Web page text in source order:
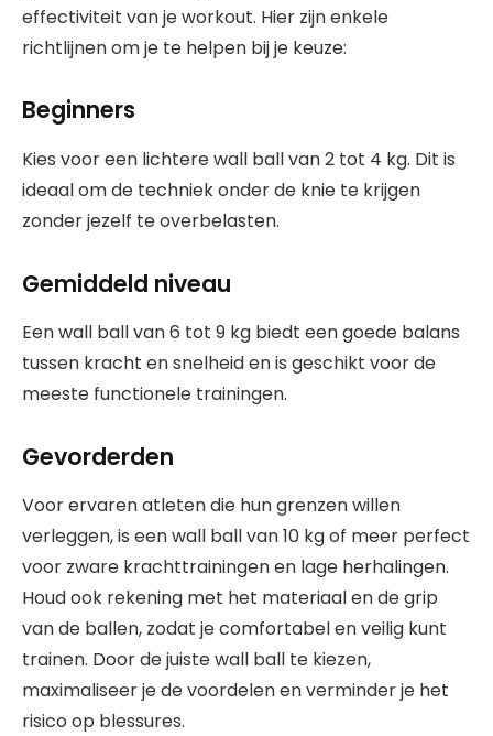
effectiviteit van je workout. Hier zijn enkele
richtlijnen om je te helpen bij je keuze:
Beginners
Kies voor een lichtere wall ball van 2 tot 4 kg. Dit is
ideaal om de techniek onder de knie te krijgen
zonder jezelf te overbelasten.
Gemiddeld niveau
Een wall ball van 6 tot 9 kg biedt een goede balans
tussen kracht en snelheid en is geschikt voor de
meeste functionele trainingen.
Gevorderden
Voor ervaren atleten die hun grenzen willen
verleggen, is een wall ball van 10 kg of meer perfect
voor zware krachttrainingen en lage herhalingen.
Houd ook rekening met het materiaal en de grip
van de ballen, zodat je comfortabel en veilig kunt
trainen. Door de juiste wall ball te kiezen,
maximaliseer je de voordelen en verminder je het
risico op blessures.